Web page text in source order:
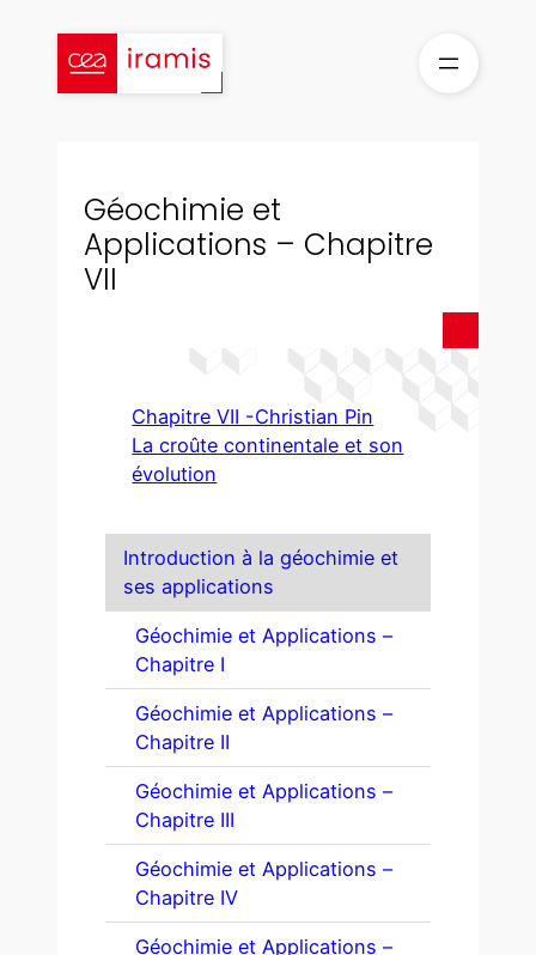
contenu
Géochimie et
Applications – Chapitre
VII
Introduction à la géochimie et
ses applications
Géochimie et Applications –
Chapitre I
Géochimie et Applications –
Chapitre II
Géochimie et Applications –
Chapitre III
Géochimie et Applications –
Chapitre IV
Géochimie et Applications –
Chapitre VII -Christian Pin
La croûte continentale et son
évolution